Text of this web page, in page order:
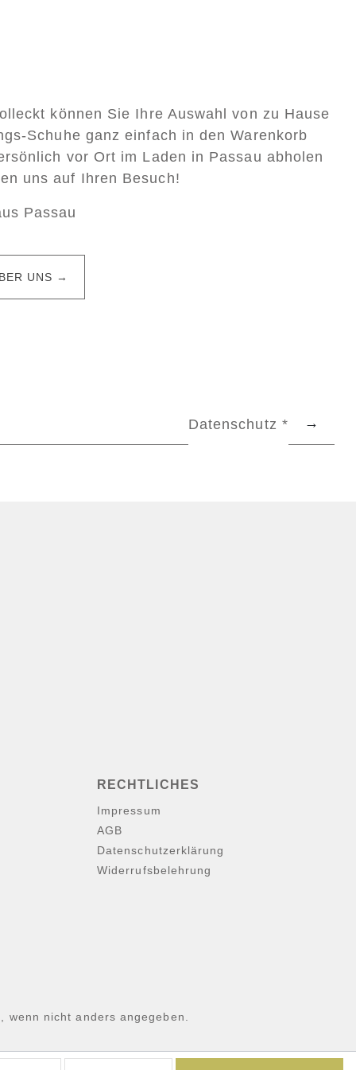
können Sie Ihre Auswahl von zu Hause
Schuhe ganz einfach in den Warenkorb
vor Ort im Laden in Passau abholen
uns auf Ihren Besuch!
Passau
UNS →
Datenschutz *
RECHTLICHES
Impressum
AGB
Datenschutzerklärung
Widerrufsbelehrung
wenn nicht anders angegeben.